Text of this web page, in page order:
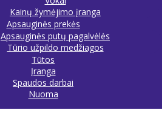
Kainų žymėjimo įranga
Apsauginės prekės
Apsauginės putų pagalvėlės
Tūrio užpildo medžiagos
Tūtos
Įranga
Spaudos darbai
Nuoma